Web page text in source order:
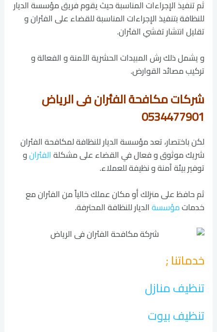
ثم تنفيذ الإجراءات المناسبة حيث يقوم فريق مؤسسة الديار
للنظافة بتنفيذ الإجراءات المناسبة للقضاء على الفئران و
تقليل انتشار تفشي الفئران.
و يشمل ذلك رش المبيدات الحشرية الآمنة و الفعالة و
تركيب مصائد القوارض.
شركات مكافحة الفئران فى الرياض
0534477901
لكن باختصار، تعد مؤسسة الديار للنظافة لمكافحة الفئران
شريك موثوق و فعال في القضاء على مشكلةالفئرانو
توفير بيئة آمنة و نظيفة للعملاء.
ثم حافظ على منزلك أو مكان عملك خالياً من الفئران مع
خدماتمؤسسةالديار للنظافة المحترفة.
خدماتنا ;
تنظيف منازل
تنظيف بيوت